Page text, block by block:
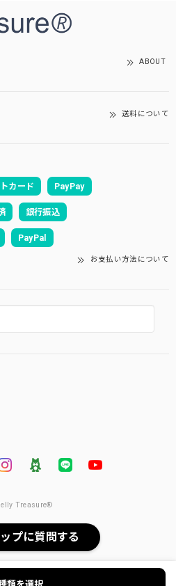
ABOUT
送料について
カード PayPay
銀行振込
PayPal
お支払い方法について
Treasure®︎
プに質問する